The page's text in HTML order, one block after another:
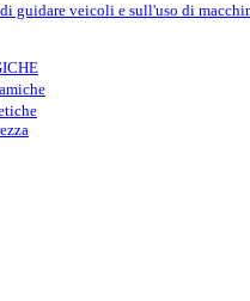
guidare veicoli e sull'uso di